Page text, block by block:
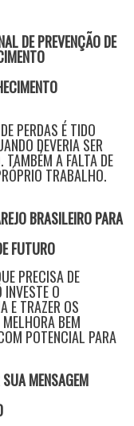
DE PREVENÇÃO DE
PERDAS É TIDO
DEVERIA SER
A FALTA DE
TRABALHO.
BRASILEIRO PARA
PRECISA DE
O
E TRAZER OS
BEM
POTENCIAL PARA
MENSAGEM